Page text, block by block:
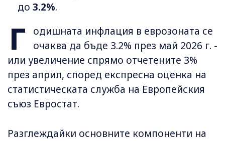
до 3.2%.
Г
одишната инфлация в еврозоната се
очаква да бъде 3.2% през май 2026 г. -
или увеличение спрямо отчетените 3%
през април, според експресна оценка на
статистическата служба на Европейския
съюз Евростат.
Разглеждайки основните компоненти на